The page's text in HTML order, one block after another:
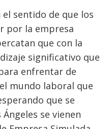
sentido de que los
por la empresa
que con la
significativo que
enfrentar de
mundo laboral que
que se
se vienen